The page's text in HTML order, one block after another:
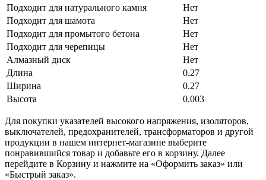
Подходит для натурального камня
Нет
Подходит для шамота
Нет
Подходит для промытого бетона
Нет
Подходит для черепицы
Нет
Алмазный диск
Нет
Длина
0.27
Ширина
0.27
Высота
0.003
Для покупки указателей высокого напряжения, изоляторов,
выключателей, предохранителей, трансформаторов и другой
продукции в нашем интернет-магазине выберите
понравившийся товар и добавьте его в корзину. Далее
перейдите в Корзину и нажмите на «Оформить заказ» или
«Быстрый заказ».